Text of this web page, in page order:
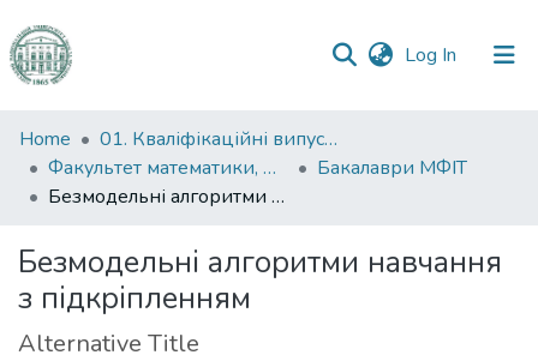
Log In (current)
Communities
&
Collections
Statistics
Home
01. Кваліфікаційні випускні роботи здобувачів вищої освіти
Факультет математики, фізики та інформаційних технологій
Бакалаври МФІТ
Безмодельні алгоритми навчання з підкріпленням
Безмодельні алгоритми навчання
з підкріпленням
Alternative Title